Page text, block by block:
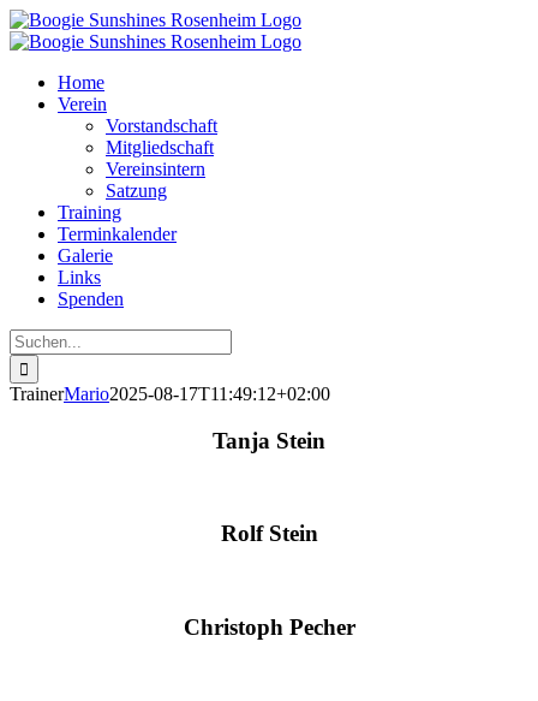
Zum
Inhalt
Home
Verein
Vorstandschaft
Mitgliedschaft
Vereinsintern
Satzung
Training
Terminkalender
Galerie
Links
Spenden
Suche
nach:
TrainerMario2025-08-17T11:49:12+02:00
Tanja Stein
Rolf Stein
Christoph Pecher